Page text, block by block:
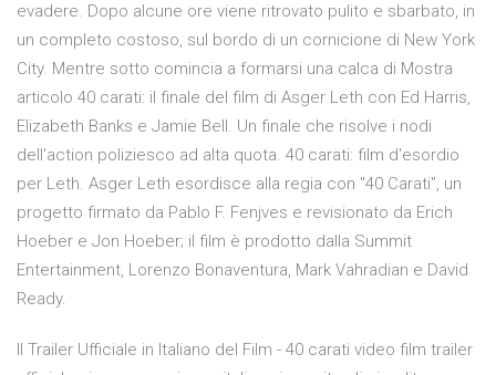
evadere. Dopo alcune ore viene ritrovato pulito e sbarbato, in
un completo costoso, sul bordo di un cornicione di New York
City. Mentre sotto comincia a formarsi una calca di Mostra
articolo 40 carati: il finale del film di Asger Leth con Ed Harris,
Elizabeth Banks e Jamie Bell. Un finale che risolve i nodi
dell'action poliziesco ad alta quota. 40 carati: film d'esordio
per Leth. Asger Leth esordisce alla regia con "40 Carati", un
progetto firmato da Pablo F. Fenjves e revisionato da Erich
Hoeber e Jon Hoeber; il film è prodotto dalla Summit
Entertainment, Lorenzo Bonaventura, Mark Vahradian e David
Ready.
Il Trailer Ufficiale in Italiano del Film - 40 carati video film trailer